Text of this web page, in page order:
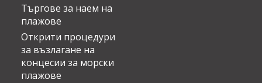
Търгове за наем на
плажове
Открити процедури
за възлагане на
концесии за морски
плажове